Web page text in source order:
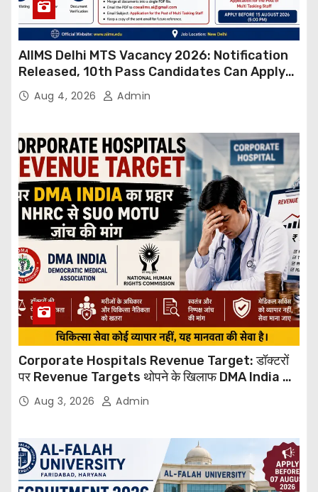
AIIMS Delhi MTS Vacancy 2026: Notification
Released, 10th Pass Candidates Can Apply
Through Email
Aug 4, 2026 Admin
Corporate Hospitals Revenue Target: डॉक्टरों
पर Revenue Targets थोपने के खिलाफ DMA India का
बड़ा कदम, NHRC से Suo Motu जांच की मांग
Aug 3, 2026 Admin